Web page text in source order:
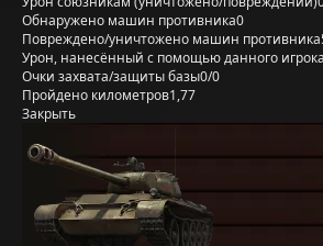
Обнаружено машин противника0
Повреждено/уничтожено машин противника
Урон, нанесённый с помощью данного игрока
Очки захвата/защиты базы0/0
Пройдено километров1,77
Закрыть